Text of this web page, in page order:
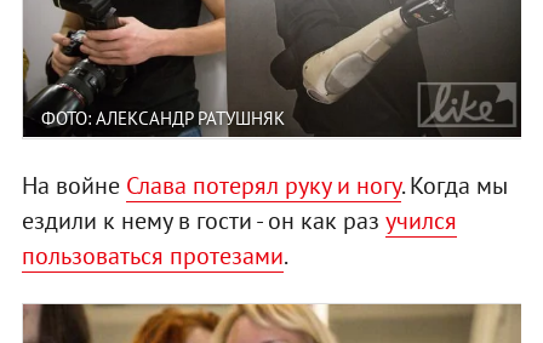
ФОТО: АЛЕКСАНДР РАТУШНЯК
На войне Слава потерял руку и ногу. Когда мы
ездили к нему в гости - он как раз учился
пользоваться протезами.